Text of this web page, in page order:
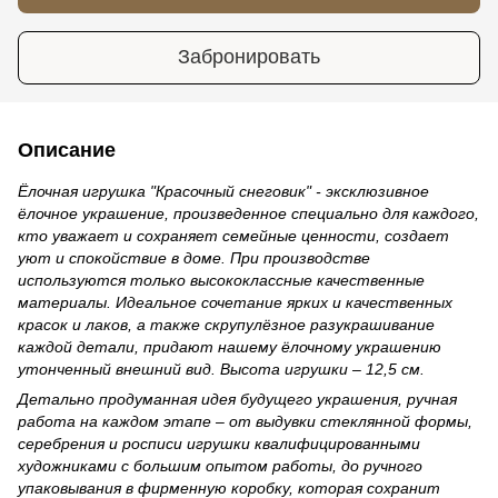
Забронировать
Описание
Ёлочная игрушка "Красочный снеговик" - эксклюзивное
ёлочное украшение, произведенное специально для каждого,
кто уважает и сохраняет семейные ценности, создает
уют и спокойствие в доме. При производстве
используются только высококлассные качественные
материалы. Идеальное сочетание ярких и качественных
красок и лаков, а также скрупулёзное разукрашивание
каждой детали, придают нашему ёлочному украшению
утонченный внешний вид. Высота игрушки – 12,5 см.
Детально продуманная идея будущего украшения, ручная
работа на каждом этапе – от выдувки стеклянной формы,
серебрения и росписи игрушки квалифицированными
художниками с большим опытом работы, до ручного
упаковывания в фирменную коробку, которая сохранит